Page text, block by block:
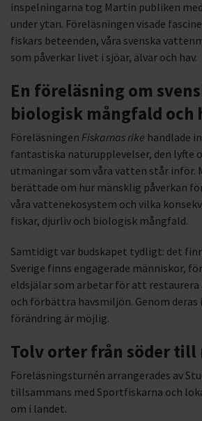
inspelningarna tog Martin publiken
under ytan. Föreläsningen visade
fiskars beteenden, våra svenska
som påverkar livet i sjöar, älvar och hav.
En föreläsning om
biologisk mångfald och
Föreläsningen Fiskarnas rike handlade
fantastiska naturupplevelser, den lyfte
utmaningar som våra vatten står inför.
berättade om hur mänsklig påverkan
våra vattenekosystem och vilka
fiskar, djurliv och biologisk mångfald.
Samtidigt var budskapet tydligt: det
Sverige finns engagerade människor,
eldsjälar som arbetar för att restaurera
och förbättra havsmiljön. Genom deras
förändring är möjlig.
Tolv orter från söder till
Föreläsningsturnén arrangerades av
tillsammans med Sportfiskarna och
om i landet.